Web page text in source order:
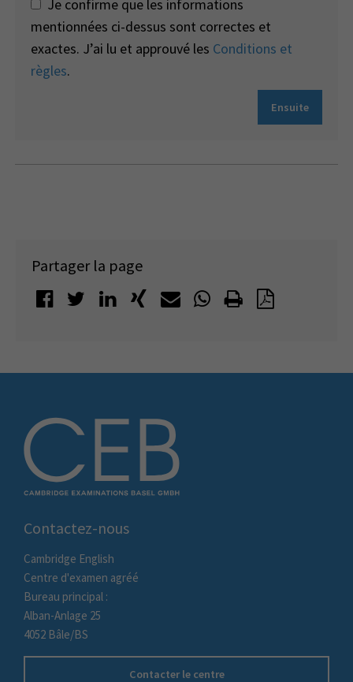
Je confirme que les informations
mentionnées ci-dessus sont correctes et
exactes. J’ai lu et approuvé les Conditions et
règles.
Ensuite
Partager la page
Contactez-nous
Cambridge English
Centre d'examen agréé
Bureau principal :
Alban-Anlage 25
4052 Bâle/BS
Contacter le centre